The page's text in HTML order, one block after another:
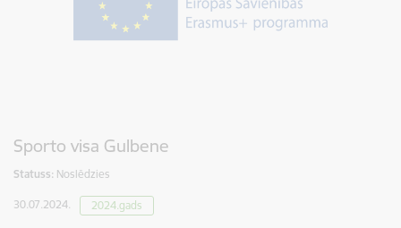
Sporto visa Gulbene
Statuss: Noslēdzies
30.07.2024. 2024.gads